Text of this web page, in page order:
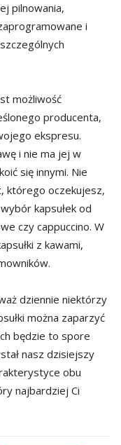
pilnowania,
i
możliwość
producenta,
ekspresu.
i nie ma jej w
się innymi. Nie
którego oczekujesz,
kapsułek od
czy cappuccino. W
z kawami,
dziennie niektórzy
można zaparzyć
będzie to spore
nasz dzisiejszy
obu
najbardziej Ci